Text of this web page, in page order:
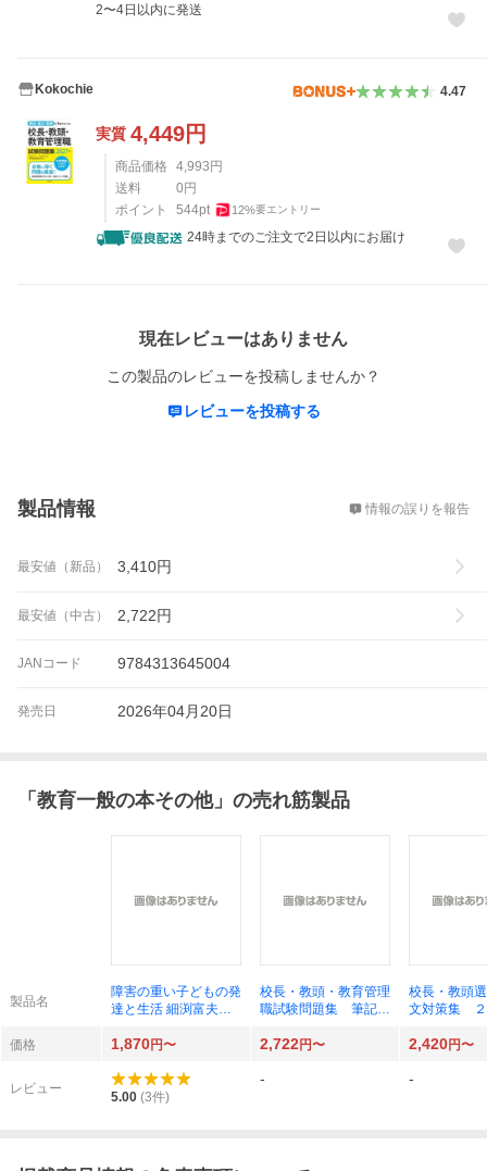
2〜4日以内に発送
Kokochie 4.47
実質 4,449円
商品価格 4,993 円
送料
0 円
ポイント
544pt 12%要エントリー
24時までのご注文で2日以内にお届け
現在レビューはありません
この製品のレビューを投稿しませんか？
レビューを投稿する
製品情報 情報の誤りを報告
最安値（新品） 3,410円
最安値（中古） 2,722円
JANコード 9784313645004
発売日 2026年04月20日
「 教育一般の本その他」の売れ筋製品
製品名
障害の重い子どもの発
達と生活 細渕富夫／
校長・教頭・教育管理
職試験問題集 筆記・
べる！ ２０２７年版
田正己／編著 教育管
校長・教頭
文対策集 ２
シリーズ ３
価格 1,870円〜 2,722円〜 2,420円〜
レビュー
5.00 (3件)
- -